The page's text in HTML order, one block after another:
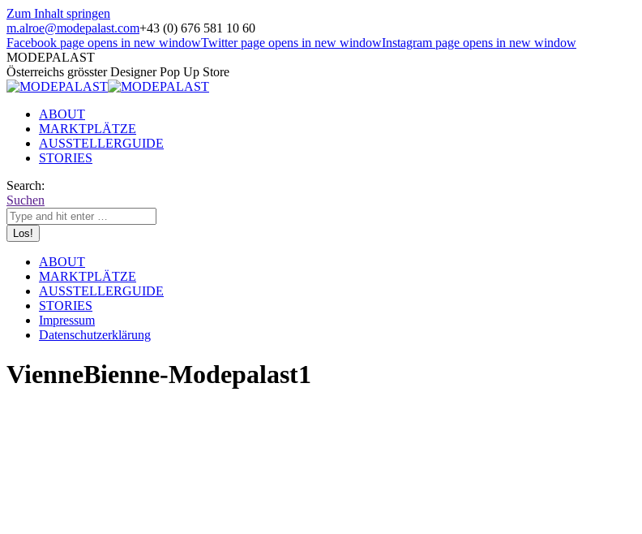
Zum Inhalt springen
m.alroe@modepalast.com+43 (0) 676 581 10 60
Facebook page opens in new windowTwitter page opens in new windowInstagram page opens in new window
MODEPALAST
Österreichs grösster Designer Pop Up Store
ABOUT
MARKTPLÄTZE
AUSSTELLERGUIDE
STORIES
Search:
Suchen
ABOUT
MARKTPLÄTZE
AUSSTELLERGUIDE
STORIES
Impressum
Datenschutzerklärung
VienneBienne-Modepalast1